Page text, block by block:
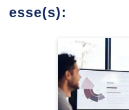
CIDADANIA,
DIVERSIDADE
JOSE RENATO
esse(s):